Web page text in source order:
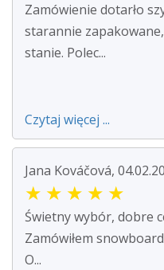
Zamówienie dotarło
starannie
stanie. Polec...
Czytaj więcej ...
Jana Kováčová,
★ ★ ★ ★ ★
Świetny wybór, dobre
Zamówiłem
O...